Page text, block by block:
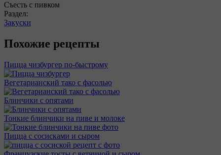
Съесть с пивком
Раздел:
Закуски
Похожие рецепты
Пицца чизбургер по-быстрому
Вегетарианский тако с фасолью
Блинчики с опятами
Тонкие блинчики на пиве и молоке
Пицца с сосисками и сыром